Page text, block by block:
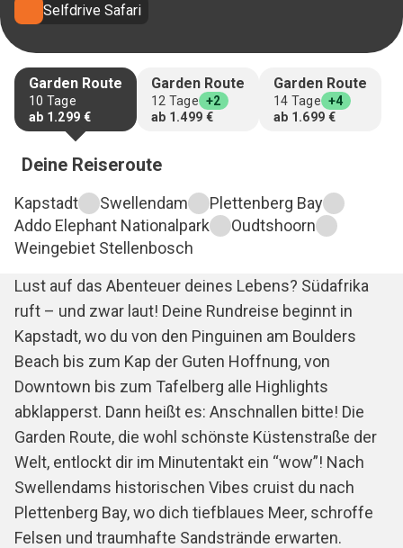
Selfdrive Safari
Garden Route
10 Tage
ab 1.299 €
Garden Route
12 Tage +2
ab 1.499 €
Garden Route
14 Tage +4
ab 1.699 €
Deine Reiseroute
Kapstadt Swellendam
Plettenberg Bay
Addo Elephant Nationalpark
Oudtshoorn
Weingebiet Stellenbosch
Lust auf das Abenteuer deines Lebens? Südafrika
ruft – und zwar laut! Deine Rundreise beginnt in
Kapstadt, wo du von den Pinguinen am Boulders
Beach bis zum Kap der Guten Hoffnung, von
Downtown bis zum Tafelberg alle Highlights
abklapperst. Dann heißt es: Anschnallen bitte! Die
Garden Route, die wohl schönste Küstenstraße der
Welt, entlockt dir im Minutentakt ein “wow”! Nach
Swellendams historischen Vibes cruist du nach
Plettenberg Bay, wo dich tiefblaues Meer, schroffe
Felsen und traumhafte Sandstrände erwarten.